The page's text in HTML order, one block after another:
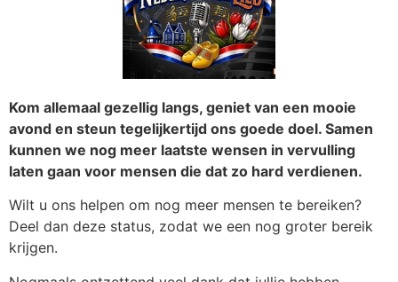
Kom allemaal gezellig langs, geniet van een mooie
avond en steun tegelijkertijd ons goede doel. Samen
kunnen we nog meer laatste wensen in vervulling
laten gaan voor mensen die dat zo hard verdienen.
Wilt u ons helpen om nog meer mensen te bereiken?
Deel dan deze status, zodat we een nog groter bereik
krijgen.